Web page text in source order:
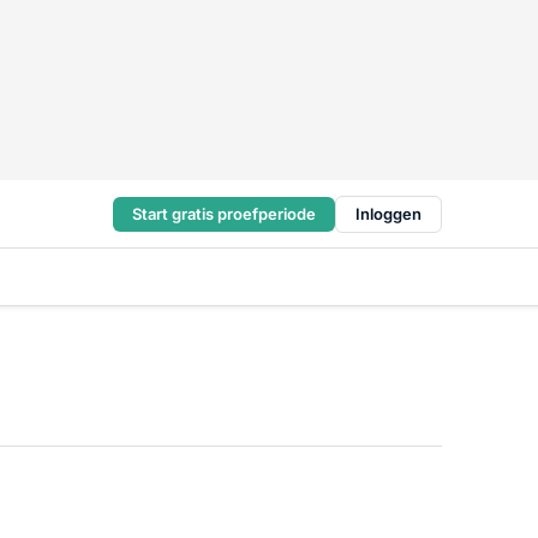
Start gratis proefperiode Inloggen